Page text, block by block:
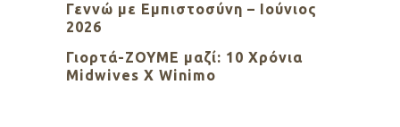
Γεννώ με Εμπιστοσύνη – Ιούνιος
2026
Γιορτά-ΖΟΥΜΕ μαζί: 10 Χρόνια
Midwives X Winimo